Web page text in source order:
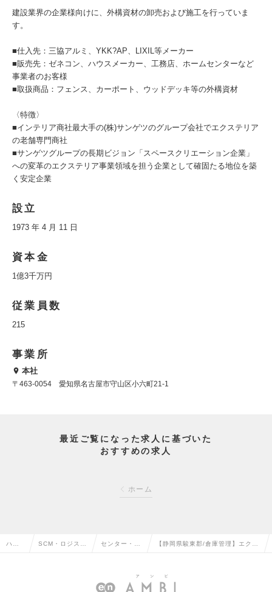
建設業界の企業様向けに、外構資材の卸売および施工を行っていま
す。
■仕入先：三協アルミ、YKK?AP、LIXIL等メーカー
■販売先：ゼネコン、ハウスメーカー、工務店、ホームセンターなど
事業者のお客様
■取扱商品：フェンス、カーポート、ウッドデッキ等の外構資材
〈特徴〉
■インテリア商社最大手の(株)サンゲツのグループ会社でエクステリア
の老舗専門商社
■サンゲツグループの長期ビジョン「スペースクリエーション企業」
への変革のエクステリア事業領域を担う企業として確固たる地位を築
く安定企業
設立
1973 年 4 月 11 日
資本金
1億3千万円
従業員数
215
事業所
本社
〒463-0054 愛知県名古屋市守山区小六町21-1
最近ご覧になった求人に基づいた
おすすめの求人
ホーム
ハイ SCM・ロジステ センター・倉
行・配車管理
【静岡県駿東郡/倉庫管理】エクス
理/受発注/充実した福利厚生◎の